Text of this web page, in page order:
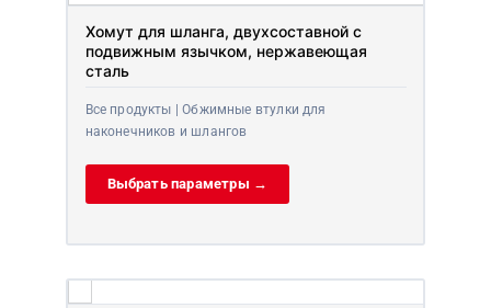
Хомут для шланга, двухсоставной с
подвижным язычком, нержавеющая
сталь
Все продукты | Обжимные втулки для
наконечников и шлангов
Выбрать параметры →